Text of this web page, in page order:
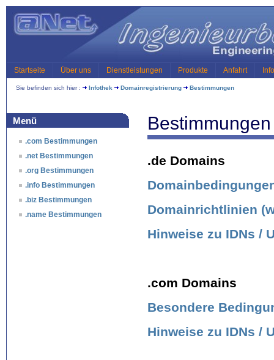
Startseite Über uns Dienstleistungen Produkte Anfahrt
Sie befinden sich hier : Infothek Domainregistrierung Bestimmungen
Menü
.com Bestimmungen
.net Bestimmungen
.org Bestimmungen
.info Bestimmungen
.biz Bestimmungen
.name Bestimmungen
.de Domains
Domainrichtlinien
Hinweise zu IDNs /
.com Domains
Besondere
Hinweise zu IDNs /